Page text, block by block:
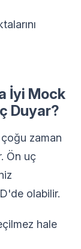
İyi Mock
Duyar?
zaman
Ön uç
olabilir.
hale